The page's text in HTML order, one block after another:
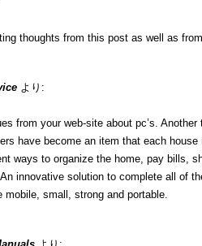
thoughts from this post as well as
より:
from your web-site about pc’s. Another
have become an item that each
ways to organize the home, pay bills,
innovative solution to complete all of
mobile, small, strong and portable.
より: